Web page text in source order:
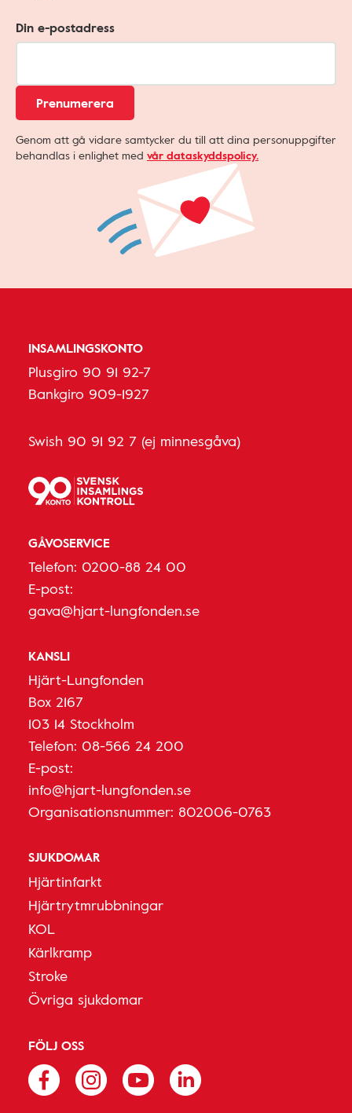
Din e-postadress
Prenumerera
Genom att gå vidare samtycker du till att dina personuppgifter
behandlas i enlighet med vår dataskyddspolicy.
INSAMLINGSKONTO
Plusgiro 90 91 92-7
Bankgiro 909-1927
Swish 90 91 92 7 (ej minnesgåva)
GÅVOSERVICE
Telefon: 0200-88 24 00
E-post:
gava@hjart-lungfonden.se
KANSLI
Hjärt-Lungfonden
Box 2167
103 14 Stockholm
Telefon: 08-566 24 200
E-post:
info@hjart-lungfonden.se
Organisationsnummer: 802006-0763
SJUKDOMAR
Hjärtinfarkt
Hjärtrytmrubbningar
KOL
Kärlkramp
Stroke
Övriga sjukdomar
FÖLJ OSS